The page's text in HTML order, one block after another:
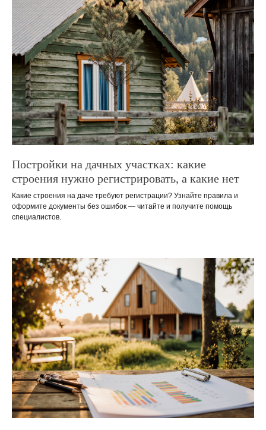
Постройки на дачных участках: какие
строения нужно регистрировать, а какие нет
Какие строения на даче требуют регистрации? Узнайте правила и
оформите документы без ошибок — читайте и получите помощь
специалистов.